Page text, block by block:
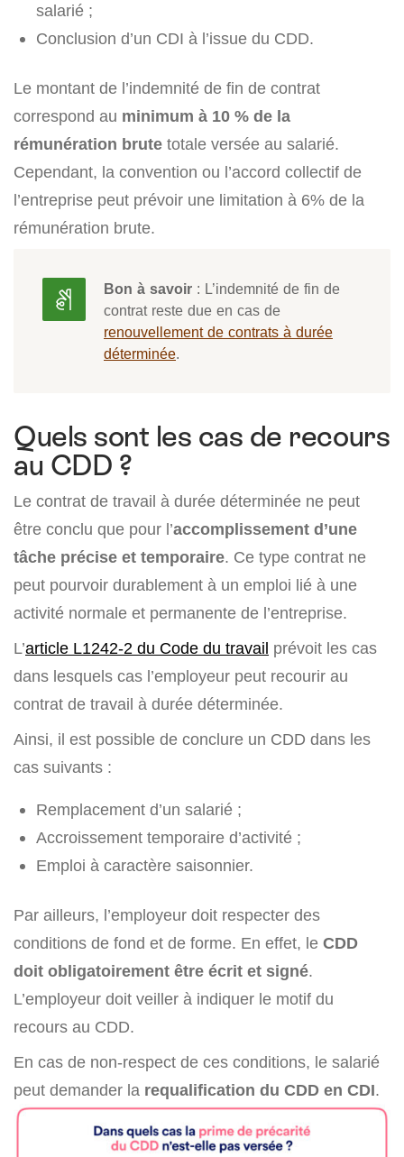
salarié ;
Conclusion d’un CDI à l’issue du CDD.
Le montant de l’indemnité de fin de contrat
correspond au minimum à 10 % de la
rémunération brute totale versée au salarié.
Cependant, la convention ou l’accord collectif de
l’entreprise peut prévoir une limitation à 6% de la
rémunération brute.
Bon à savoir : L’indemnité de fin de
contrat reste due en cas de
renouvellement de contrats à durée
déterminée.
Quels sont les cas de recours
au CDD ?
Le contrat de travail à durée déterminée ne peut
être conclu que pour l’accomplissement d’une
tâche précise et temporaire. Ce type contrat ne
peut pourvoir durablement à un emploi lié à une
activité normale et permanente de l’entreprise.
L’article L1242-2 du Code du travail prévoit les cas
dans lesquels cas l’employeur peut recourir au
contrat de travail à durée déterminée.
Ainsi, il est possible de conclure un CDD dans les
cas suivants :
Remplacement d’un salarié ;
Accroissement temporaire d’activité ;
Emploi à caractère saisonnier.
Par ailleurs, l’employeur doit respecter des
conditions de fond et de forme. En effet, le CDD
doit obligatoirement être écrit et signé.
L’employeur doit veiller à indiquer le motif du
recours au CDD.
En cas de non-respect de ces conditions, le salarié
peut demander la requalification du CDD en CDI.